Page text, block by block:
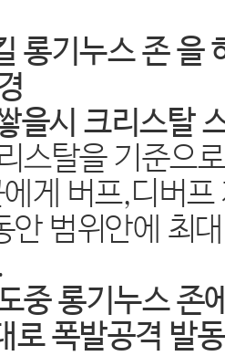
롱기누스 존 을
을시 크리스탈
스탈을 기준으
게 버프,디버
안 범위안에 최
중 롱기누스 존
로 폭발공격 발동